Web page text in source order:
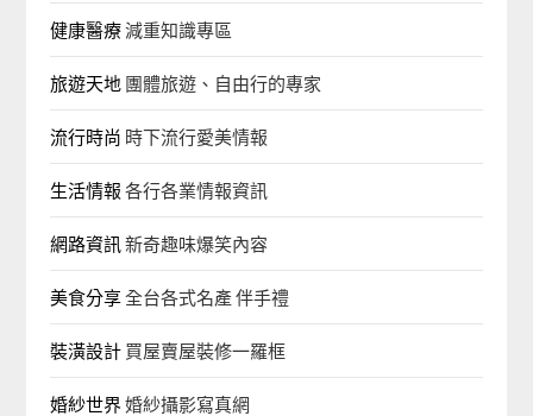
健康醫療減重知識專區
旅遊天地 團體旅遊、自由行的專家‎
流行時尚 時下流行愛美情報
生活情報 各行各業情報資訊
網路資訊 新奇趣味爆笑內容
美食分享全台各式名產 伴手禮
裝潢設計 買屋賣屋裝修一羅框
婚紗世界婚紗攝影寫真網